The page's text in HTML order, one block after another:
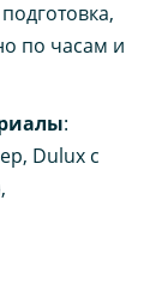
по часам и
:
Dulux с